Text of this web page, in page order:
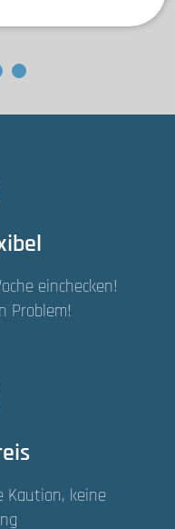
einchecken!
Problem!
Kaution, keine